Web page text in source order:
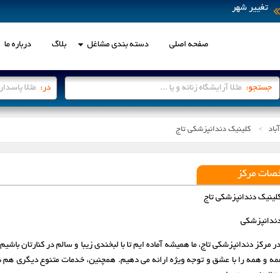
تغییر شهر
صفحه اصلی دسته بندی مشاغل بلاگ درباره ما
جستجو: در:
انتخاب شهر
> کلینیک دندانپزشکی تاج
مرکز
دندانپزشکی تاج
در مرکز دندانپزشکی تاج، ما همیشه آماده ایم تا با لبخندی زیبا و سالم در کنارتان
و همه را با عشق و توجه ویژه ارائه می دهیم. همچنین، خدمات متنوع دیگری هم